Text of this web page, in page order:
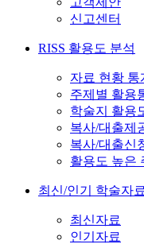
신고센터
RISS 활용도 분석
자료 현황 통
주제별 활용
학술지 활용
복사/대출제
복사/대출신
활용도 높은
최신/인기 학술자료
최신자료
인기자료